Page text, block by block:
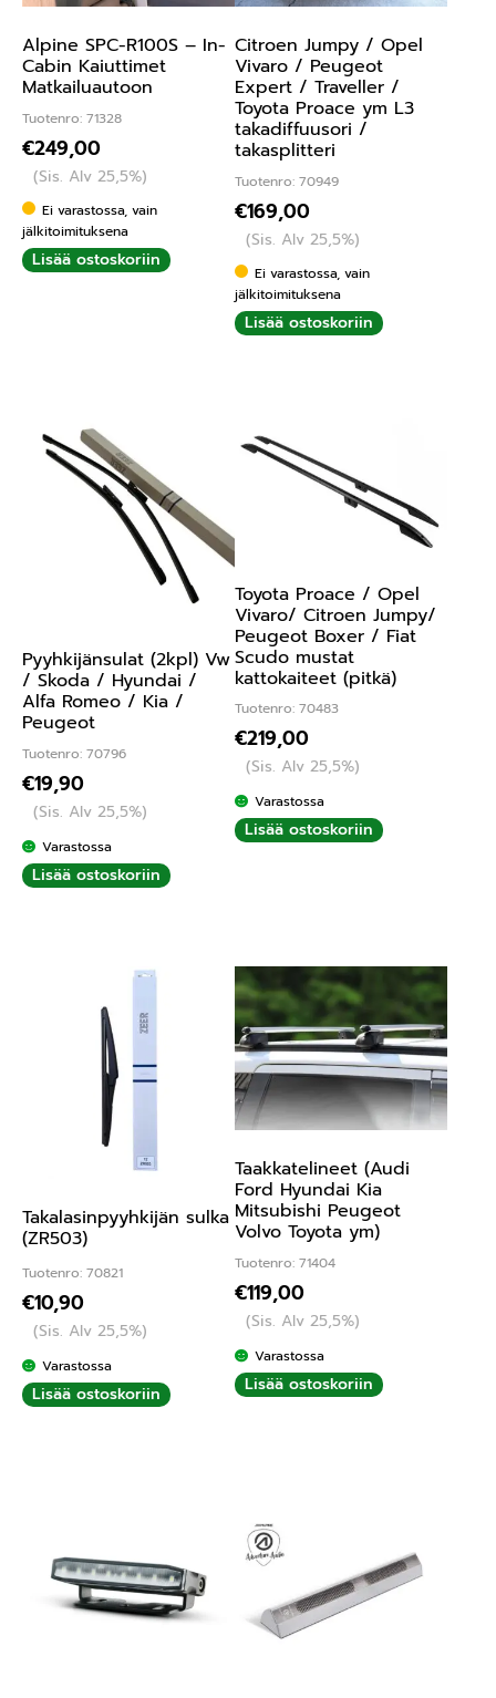
Alpine SPC-R100S – In-
Cabin Kaiuttimet
Matkailuautoon
Tuotenro: 71328
€249,00
(Sis. Alv 25,5%)
Ei varastossa, vain
jälkitoimituksena
Lisää ostoskoriin
Citroen Jumpy / Opel
Vivaro / Peugeot
Expert / Traveller /
Toyota Proace ym L3
takadiffuusori /
takasplitteri
Tuotenro: 70949
€169,00
(Sis. Alv 25,5%)
Ei varastossa, vain
jälkitoimituksena
Lisää ostoskoriin
Pyyhkijänsulat (2kpl) Vw
/ Skoda / Hyundai /
Alfa Romeo / Kia /
Peugeot
Tuotenro: 70796
€19,90
(Sis. Alv 25,5%)
Varastossa
Lisää ostoskoriin
Toyota Proace / Opel
Vivaro/ Citroen Jumpy/
Peugeot Boxer / Fiat
Scudo mustat
kattokaiteet (pitkä)
Tuotenro: 70483
€219,00
(Sis. Alv 25,5%)
Varastossa
Lisää ostoskoriin
Takalasinpyyhkijän sulka
(ZR503)
Tuotenro: 70821
€10,90
(Sis. Alv 25,5%)
Varastossa
Lisää ostoskoriin
Taakkatelineet (Audi
Ford Hyundai Kia
Mitsubishi Peugeot
Volvo Toyota ym)
Tuotenro: 71404
€119,00
(Sis. Alv 25,5%)
Varastossa
Lisää ostoskoriin